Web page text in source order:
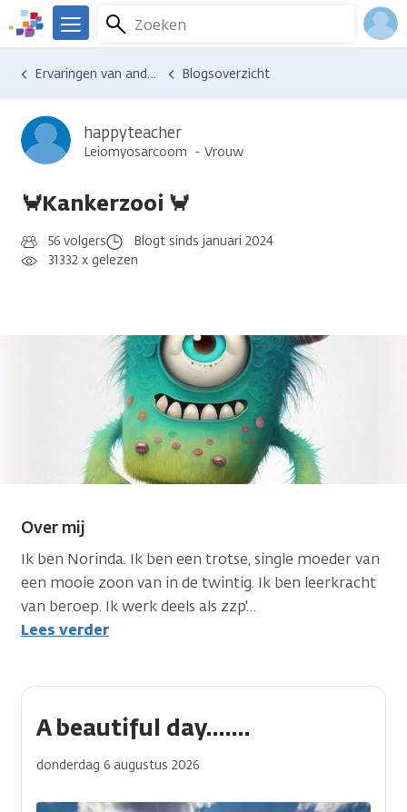
Overslaan
en
naar
gaan
We
er
je.
Kanker.nl
Zoeken
Menu
Ervaringen van anderen Blogsoverzicht
happyteacher
Leiomyosarcoom Vrouw
🦀Kankerzooi 🦀
56 volgers
Blogt sinds januari 2024
31332 x gelezen
Over mij
Ik ben Norinda. Ik ben een trotse, single moeder van
een mooie zoon van in de twintig. Ik ben leerkracht
van beroep. Ik werk deels als zzp'…
Lees verder
A beautiful day.......
donderdag 6 augustus 2026